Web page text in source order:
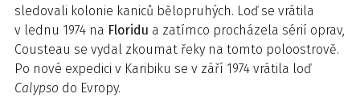
sledovali kolonie kaniců bělopruhých. Loď se vrátila
v lednu 1974 na Floridu a zatímco procházela sérií oprav,
Cousteau se vydal zkoumat řeky na tomto poloostrově.
Po nové expedici v Karibiku se v září 1974 vrátila loď
Calypso do Evropy.